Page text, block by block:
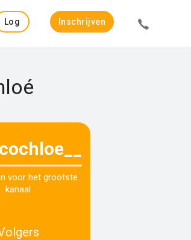
Log
Inschrijven
voor het grootste
kanaal